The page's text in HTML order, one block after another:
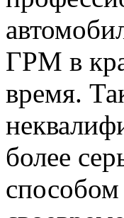
ГРМ в
время.
более
способом